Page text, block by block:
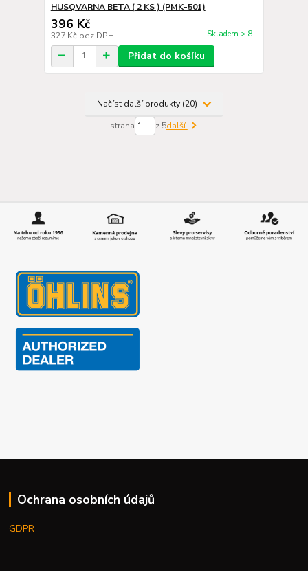
HUSQVARNA BETA ( 2 KS ) (PMK-501)
396 Kč
327 Kč bez DPH Skladem > 8
Přidat do košíku
Načíst další produkty (20)
strana z 5další
Ochrana osobních údajů
GDPR